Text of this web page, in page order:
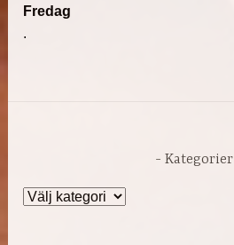
Fredag
.
Kategorier
Kategorier